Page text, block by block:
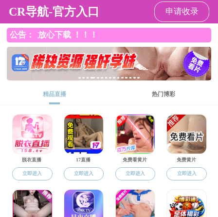
师资介绍 >
教师名录 >
特聘教授 >